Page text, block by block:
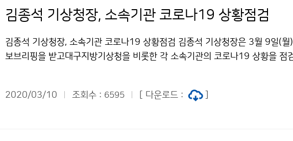
김종석 기상청장, 소속기관 코로나19 상황점검
김종석 기상청장, 소속기관 코로나19 상황점검 김종석 기상청장은 3월 9일(월
보브리핑을 받고대구지방기상청을 비롯한 각 소속기관의 코로나19 상황을 점
2020/03/10
조회수 : 6595 [ 다운로드 :